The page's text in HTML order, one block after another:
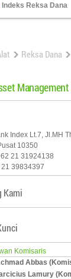
Indeks Reksa Dana
Reksa Dana
Index Lt.7, Jl.MH
10350
21 31924138
21 39834397
Kami
Komisaris
Abbas
Lamury